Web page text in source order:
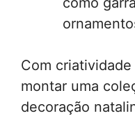
Com
montar uma
decoração